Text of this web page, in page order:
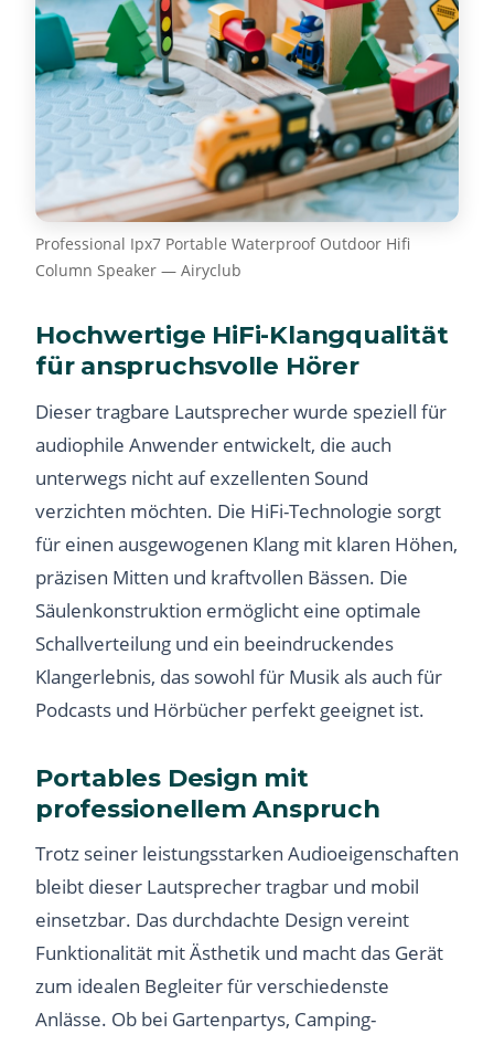
Professional Ipx7 Portable Waterproof Outdoor Hifi
Column Speaker — Airyclub
Hochwertige HiFi-Klangqualität
für anspruchsvolle Hörer
Dieser tragbare Lautsprecher wurde speziell für
audiophile Anwender entwickelt, die auch
unterwegs nicht auf exzellenten Sound
verzichten möchten. Die HiFi-Technologie sorgt
für einen ausgewogenen Klang mit klaren Höhen,
präzisen Mitten und kraftvollen Bässen. Die
Säulenkonstruktion ermöglicht eine optimale
Schallverteilung und ein beeindruckendes
Klangerlebnis, das sowohl für Musik als auch für
Podcasts und Hörbücher perfekt geeignet ist.
Portables Design mit
professionellem Anspruch
Trotz seiner leistungsstarken Audioeigenschaften
bleibt dieser Lautsprecher tragbar und mobil
einsetzbar. Das durchdachte Design vereint
Funktionalität mit Ästhetik und macht das Gerät
zum idealen Begleiter für verschiedenste
Anlässe. Ob bei Gartenpartys, Camping-